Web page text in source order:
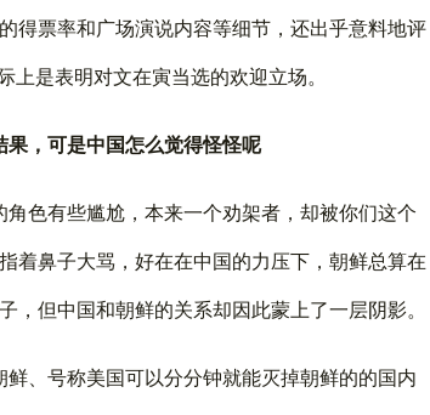
得票率和广场演说内容等细节，还出乎意料地评
上是表明对文在寅当选的欢迎立场。
，可是中国怎么觉得怪怪呢
色有些尴尬，本来一个劝架者，却被你们这个
着鼻子大骂，好在在中国的力压下，朝鲜总算在
，但中国和朝鲜的关系却因此蒙上了一层阴影。
、号称美国可以分分钟就能灭掉朝鲜的的国内